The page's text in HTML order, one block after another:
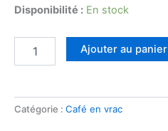
Disponibilité : En stock
bio
Ajouter au panier
Catégorie : Café en vrac